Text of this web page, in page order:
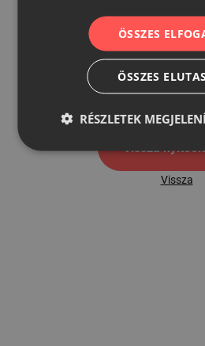
Vissza
Vissza
ÖSSZES
ÖSSZES
RÉSZLETEK